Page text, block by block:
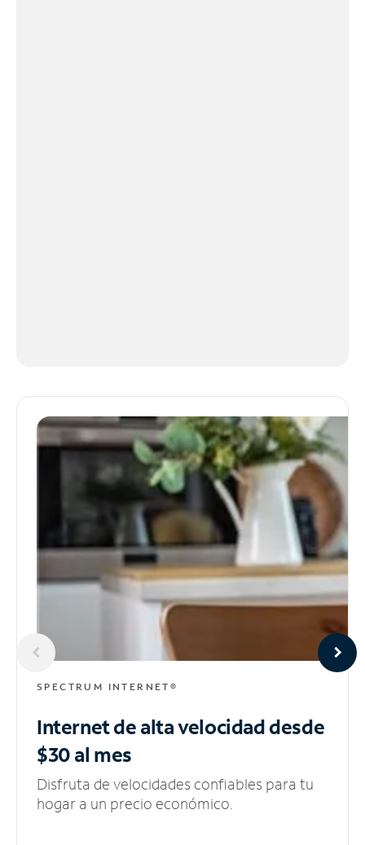
SPECTRUM INTERNET®
Internet de alta velocidaddesde
$30 al mes
Disfruta de velocidades confiables para tu
hogar a un precio económico.